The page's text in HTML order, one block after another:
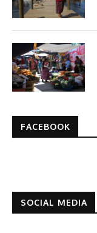
FACEBOOK
SOCIAL MEDIA